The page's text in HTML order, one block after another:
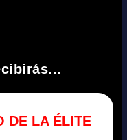
DE LA ÉLITE